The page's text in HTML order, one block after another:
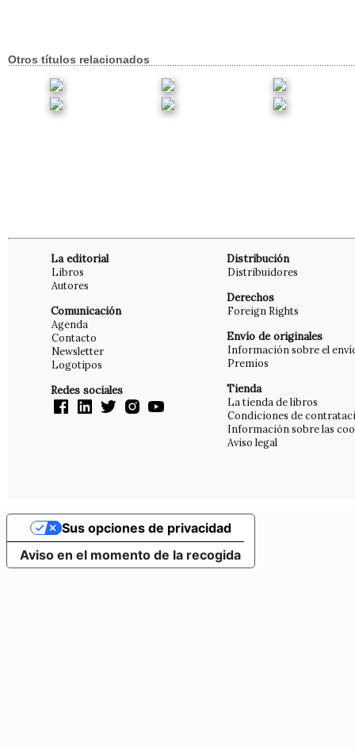
Otros títulos relacionados
La editorial
Libros
Autores
Comunicación
Agenda
Contacto
Newsletter
Logotipos
Redes sociales
Distribución
Distribuidores
Derechos
Foreign Rights
Envío de originales
Información sobre el
Premios
Tienda
La tienda de libros
Condiciones de
Información sobre las
Aviso legal
Aviso en el momento de la recogida
Sus opciones de privacidad